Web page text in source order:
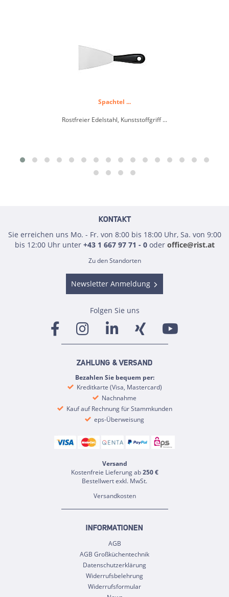
Spachtel ...
Rostfreier Edelstahl, Kunststoffgriff ...
KONTAKT
Sie erreichen uns Mo. - Fr. von 8:00 bis 18:00 Uhr, Sa. von 9:00
bis 12:00 Uhr unter +43 1 667 97 71 - 0oder office@rist.at
Zu den Standorten
Newsletter Anmeldung
Folgen Sie uns
ZAHLUNG & VERSAND
Bezahlen Sie bequem per:
Kreditkarte (Visa, Mastercard)
Nachnahme
Kauf auf Rechnung für Stammkunden
eps-Überweisung
Versand
Kostenfreie Lieferung ab250 €
Bestellwert exkl. MwSt.
Versandkosten
INFORMATIONEN
AGB
AGB Großküchentechnik
Datenschutzerklärung
Widerrufsbelehrung
Widerrufsformular